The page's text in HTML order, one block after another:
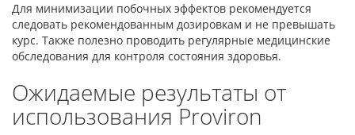
Для минимизации побочных эффектов рекомендуется
следовать рекомендованным дозировкам и не превышать
курс. Также полезно проводить регулярные медицинские
обследования для контроля состояния здоровья.
Ожидаемые результаты от
использования Proviron